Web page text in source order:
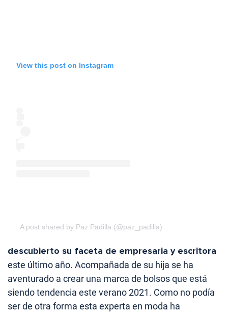
View this post on Instagram
A post shared by Paz Padilla (@paz_padilla)
descubierto su faceta de empresaria y escritora
este último año. Acompañada de su hija se ha
aventurado a crear una marca de bolsos que está
siendo tendencia este verano 2021. Como no podía
ser de otra forma esta experta en moda ha